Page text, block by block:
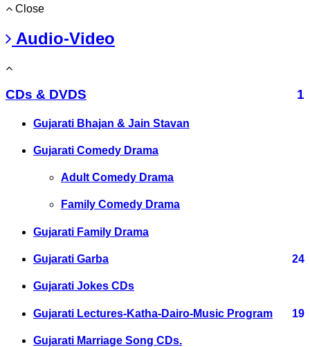
Close
Audio-Video
CDs & DVDS 1
Gujarati Bhajan & Jain Stavan
Gujarati Comedy Drama
Adult Comedy Drama
Family Comedy Drama
Gujarati Family Drama
Gujarati Garba 24
Gujarati Jokes CDs
Gujarati Lectures-Katha-Dairo-Music Program 19
Gujarati Marriage Song CDs.